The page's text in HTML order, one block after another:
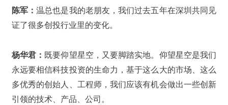
陈军：温总也是我的老朋友，我们过去五年在深圳共同见
证了很多创投行业里的变化。
杨华君： 既要仰望星空，又要脚踏实地。仰望星空是我们
永远要相信科技投资的生命力，基于这么大的市场、这么
多优秀的创始人、工程师，我们应该有机会做出一些创新
引领的技术、产品、公司。